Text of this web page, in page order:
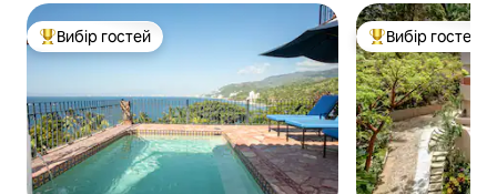
Топ вибір гостей
Вибір гостей Топ вибір гостей
Вибір гостей